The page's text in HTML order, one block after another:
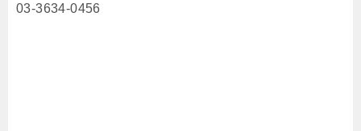
03-3634-0456